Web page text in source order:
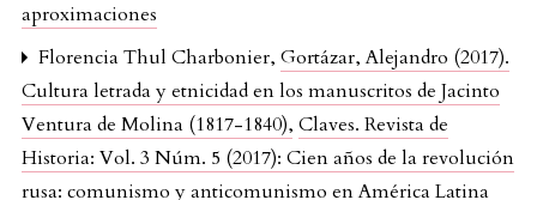
aproximaciones
Florencia Thul Charbonier, Gortázar, Alejandro (2017).
Cultura letrada y etnicidad en los manuscritos de Jacinto
Ventura de Molina (1817-1840), Claves. Revista de
Historia: Vol. 3 Núm. 5 (2017): Cien años de la revolución
rusa: comunismo y anticomunismo en América Latina